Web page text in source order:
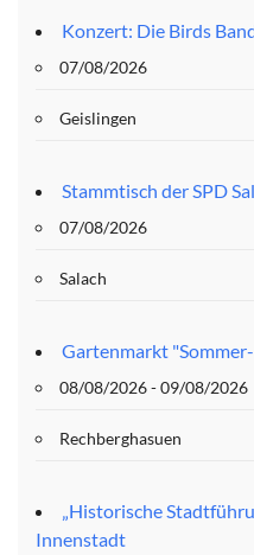
Konzert: Die Birds
07/08/2026
Geislingen
Stammtisch der SPD
07/08/2026
Salach
Gartenmarkt
08/08/2026 - 09/08/2026
Rechberghasuen
„Historische
Innenstadt